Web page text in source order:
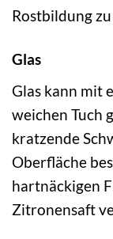
Rostbildung
Glas
Glas kann mit
weichen Tuch
kratzende
Oberfläche
hartnäckigen
Zitronensaft